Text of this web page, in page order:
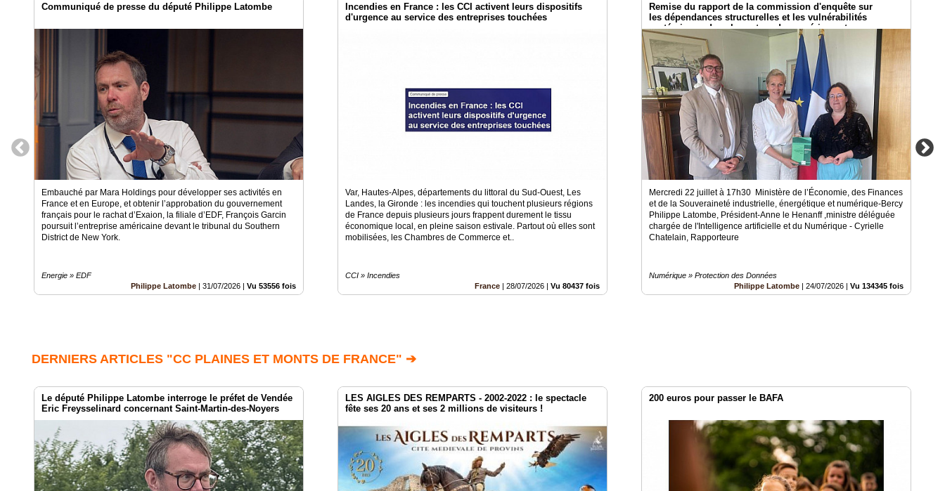
Communiqué de presse du député Philippe Latombe
Embauché par Mara Holdings pour développer ses activités en
France et en Europe, et obtenir l’approbation du gouvernement
français pour le rachat d’Exaion, la filiale d’EDF, François Garcin
poursuit l’entreprise américaine devant le tribunal du Southern
District de New York.
Energie » EDF
Philippe Latombe | 31/07/2026 | Vu 53556 fois
Incendies en France : les CCI activent leurs dispositifs
d'urgence au service des entreprises touchées
Var, Hautes-Alpes, départements du littoral du Sud-Ouest, Les
Landes, la Gironde : les incendies qui touchent plusieurs régions
de France depuis plusieurs jours frappent durement le tissu
économique local, en pleine saison estivale. Partout où elles sont
mobilisées, les Chambres de Commerce et..
CCI » Incendies
France | 28/07/2026 | Vu 80437 fois
Remise du rapport de la commission d'enquête sur
les dépendances structurelles et les vulnérabilités
systémiques dans le secteur du numérique et
les risques pour l’indépendance de la France
Mercredi 22 juillet à 17h30 Ministère de l’Économie, des Finances
et de la Souveraineté industrielle, énergétique et numérique-Bercy
Philippe Latombe, Président-Anne le Henanff ,ministre déléguée
chargée de l'Intelligence artificielle et du Numérique - Cyrielle
Chatelain, Rapporteure
Numérique » Protection des Données
Philippe Latombe | 24/07/2026 | Vu 134345 fois
DERNIERS ARTICLES "CC PLAINES ET MONTS DE FRANCE" ➔
Le député Philippe Latombe interroge le préfet de Vendée
Eric Freysselinard concernant Saint-Martin-des-Noyers
LES AIGLES DES REMPARTS - 2002-2022 : le spectacle
fête ses 20 ans et ses 2 millions de visiteurs !
200 euros pour passer le BAFA